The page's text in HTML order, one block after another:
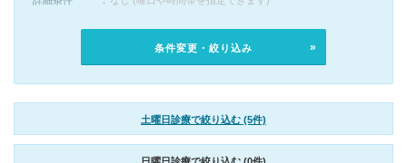
条件変更・絞り込み
土曜日診療で絞り込む (5件)